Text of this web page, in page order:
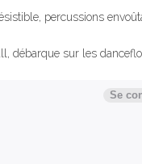
percussions
débarque sur les